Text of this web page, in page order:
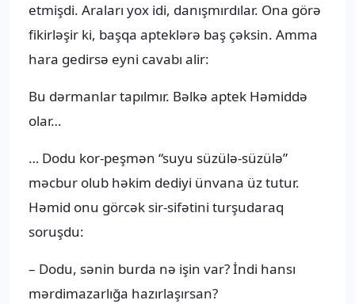
etmişdi. Araları yox idi, danışmırdılar. Ona görə
fikirləşir ki, başqa apteklərə baş çəksin. Amma
hara gedirsə eyni cavabı alir:
Bu dərmanlar tapılmır. Bəlkə aptek Həmiddə
olar…
… Dodu kor-peşmən “suyu süzülə-süzülə”
məcbur olub həkim dediyi ünvana üz tutur.
Həmid onu görcək sir-sifətini turşudaraq
soruşdu:
– Dodu, sənin burda nə işin var? İndi hansı
mərdimazarlığa hazırlaşırsan?